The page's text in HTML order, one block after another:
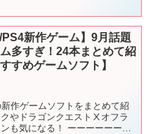
PS4新作ゲーム】9月話題
多すぎ！24本まとめて紹
すめゲームソフト】
作ゲームソフトをまとめて紹
やドラゴンクエストⅩオフラ
も気になる！ ーーーーーーー